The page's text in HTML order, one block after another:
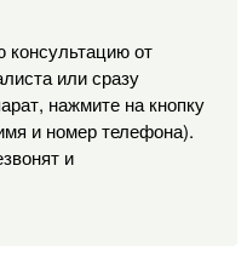
консультацию от
или сразу
нажмите на кнопку
и номер телефона).
и